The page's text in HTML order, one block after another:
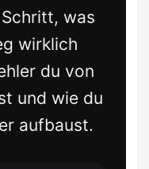
was
wirklich
du von
und wie du
aufbaust.